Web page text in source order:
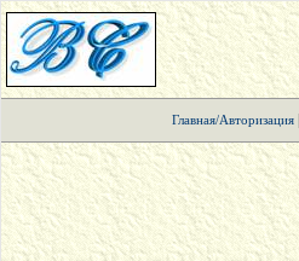
Главная/Авторизация|